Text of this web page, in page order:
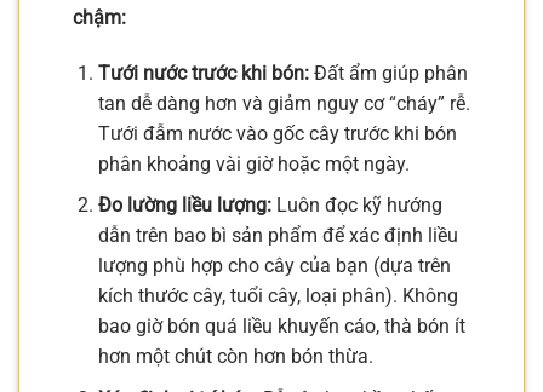
chậm:
Tưới nước trước khi bón:Đất ẩm giúp phân
tan dễ dàng hơn và giảm nguy cơ “cháy” rễ.
Tưới đẫm nước vào gốc cây trước khi bón
phân khoảng vài giờ hoặc một ngày.
Đo lường liều lượng:Luôn đọc kỹ hướng
dẫn trên bao bì sản phẩm để xác định liều
lượng phù hợp cho cây của bạn (dựa trên
kích thước cây, tuổi cây, loại phân). Không
bao giờ bón quá liều khuyến cáo, thà bón ít
hơn một chút còn hơn bón thừa.